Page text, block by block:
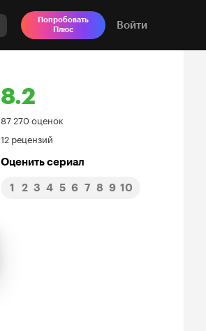
Попробовать
Плюс
Войти
8.2
Рейтинг
Кинопоиска
8.2
87 270 оценок
12 рецензий
Оценить сериал
1 2 3 4 5 6 7 8 9 10